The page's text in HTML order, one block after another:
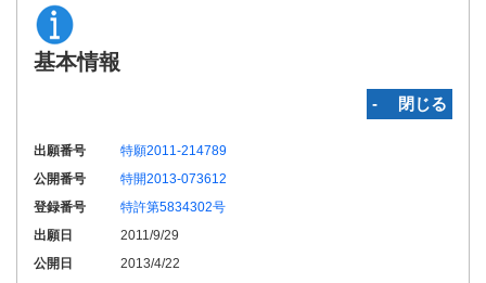
基本情報
‐ 閉じる
出願番号
特願2011-214789
公開番号
特開2013-073612
登録番号
特許第5834302号
出願日
2011/9/29
公開日
2013/4/22